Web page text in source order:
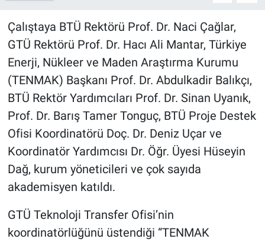
Çalıştaya BTÜ Rektörü Prof. Dr. Naci Çağlar,
GTÜ Rektörü Prof. Dr. Hacı Ali Mantar, Türkiye
Enerji, Nükleer ve Maden Araştırma Kurumu
(TENMAK) Başkanı Prof. Dr. Abdulkadir Balıkçı,
BTÜ Rektör Yardımcıları Prof. Dr. Sinan Uyanık,
Prof. Dr. Barış Tamer Tonguç, BTÜ Proje Destek
Ofisi Koordinatörü Doç. Dr. Deniz Uçar ve
Koordinatör Yardımcısı Dr. Öğr. Üyesi Hüseyin
Dağ, kurum yöneticileri ve çok sayıda
akademisyen katıldı.
GTÜ Teknoloji Transfer Ofisi’nin
koordinatörlüğünü üstendiği “TENMAK